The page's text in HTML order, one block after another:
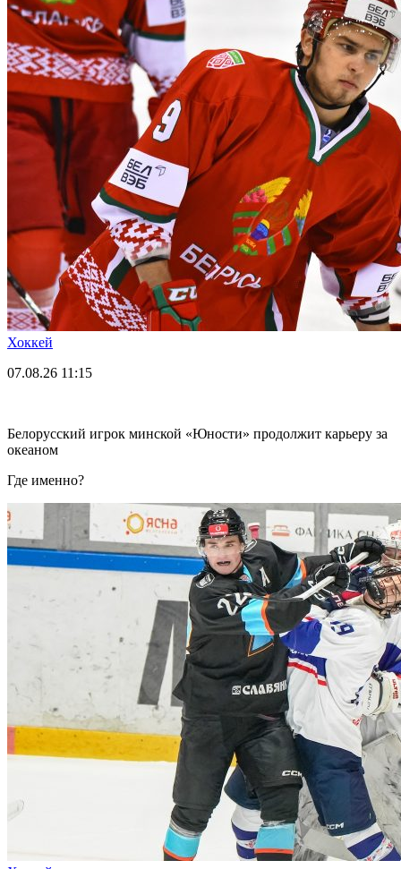
Хоккей
07.08.26 11:15
Белорусский игрок минской «Юности» продолжит карьеру за
океаном
Где именно?